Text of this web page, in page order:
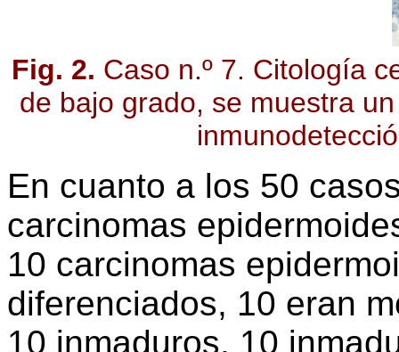
Fig. 2. Caso n.º 7. Citología
de bajo grado, se muestra
En cuanto a los 50
carcinomas
10 carcinomas
diferenciados, 10 eran
10 inmaduros, 10